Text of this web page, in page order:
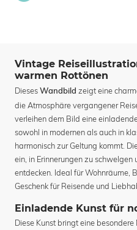
Vintage
warmen Rottönen
Dieses Wandbild zeigt eine
die Atmosphäre vergangener
verleihen dem Bild eine
sowohl in modernen als auch in
harmonisch zur Geltung kommt.
ein, in Erinnerungen zu
entdecken. Ideal für Wohnräume,
Geschenk für Reisende und
Einladende Kunst für
Diese Kunst bringt eine